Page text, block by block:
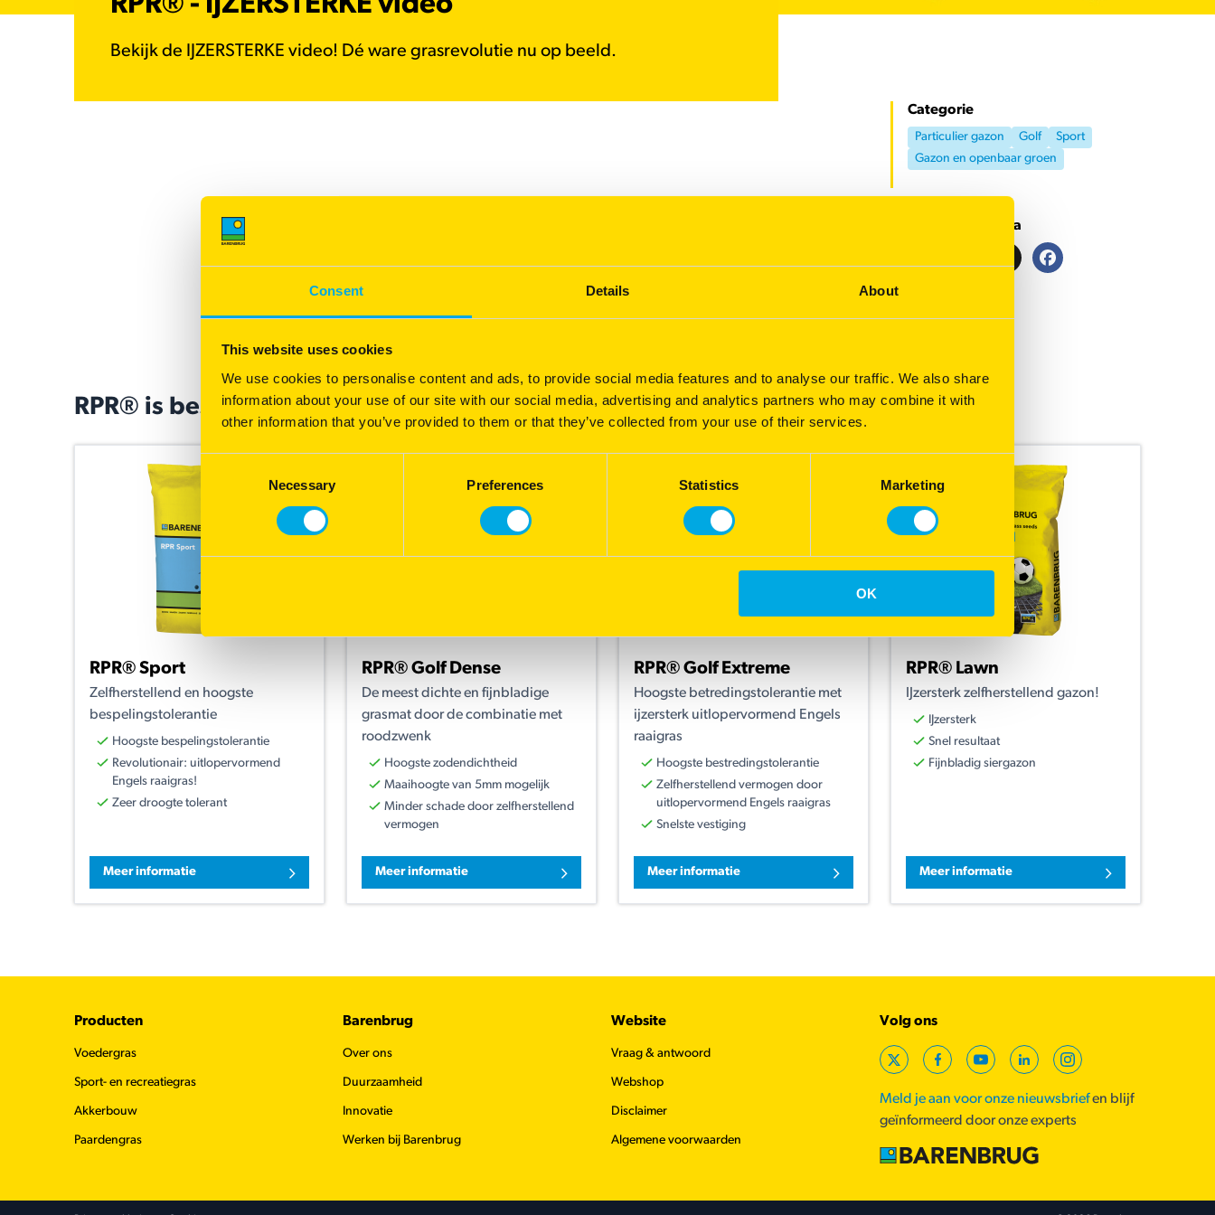
Consent Details About
This website uses cookies
We use cookies to personalise content and ads, to provide social media features and to analyse our traffic. We also share
information about your use of our site with our social media, advertising and analytics partners who may combine it with
other information that you’ve provided to them or that they’ve collected from your use of their services.
Consent
Necessary Preferences Statistics Marketing
OK
Bekijk de IJZERSTERKE video! Dé ware grasrevolutie nu op beeld.
Categorie
Particulier gazon Golf
Sport
Gazon en openbaar groen
Deel deze pagina
LinkedIn
X Facebook
RPR® is beschikbaar in:
RPR® Sport
Zelfherstellend en hoogste
bespelingstolerantie
Hoogste bespelingstolerantie
Revolutionair: uitlopervormend
Engels raaigras!
Zeer droogte tolerant
Meer informatie
RPR® Golf Dense
De meest dichte en fijnbladige
grasmat door de combinatie met
roodzwenk
Hoogste zodendichtheid
Maaihoogte van 5mm mogelijk
Minder schade door zelfherstellend
vermogen
Meer informatie
RPR® Golf Extreme
Hoogste betredingstolerantie met
ijzersterk uitlopervormend Engels
raaigras
Hoogste bestredingstolerantie
Zelfherstellend vermogen door
uitlopervormend Engels raaigras
Snelste vestiging
Meer informatie
RPR® Lawn
IJzersterk zelfherstellend gazon!
IJzersterk
Snel resultaat
Fijnbladig siergazon
Meer informatie
Footer
Producten
Voedergras
Sport- en recreatiegras
Akkerbouw
Paardengras
Barenbrug
Over ons
Duurzaamheid
Innovatie
Werken bij Barenbrug
Website
Vraag & antwoord
Webshop
Disclaimer
Algemene voorwaarden
Volg ons
X FacebookYouTubeLinkedInInstagram
Meld je aan voor onze nieuwsbriefen blijf
geïnformeerd door onze experts